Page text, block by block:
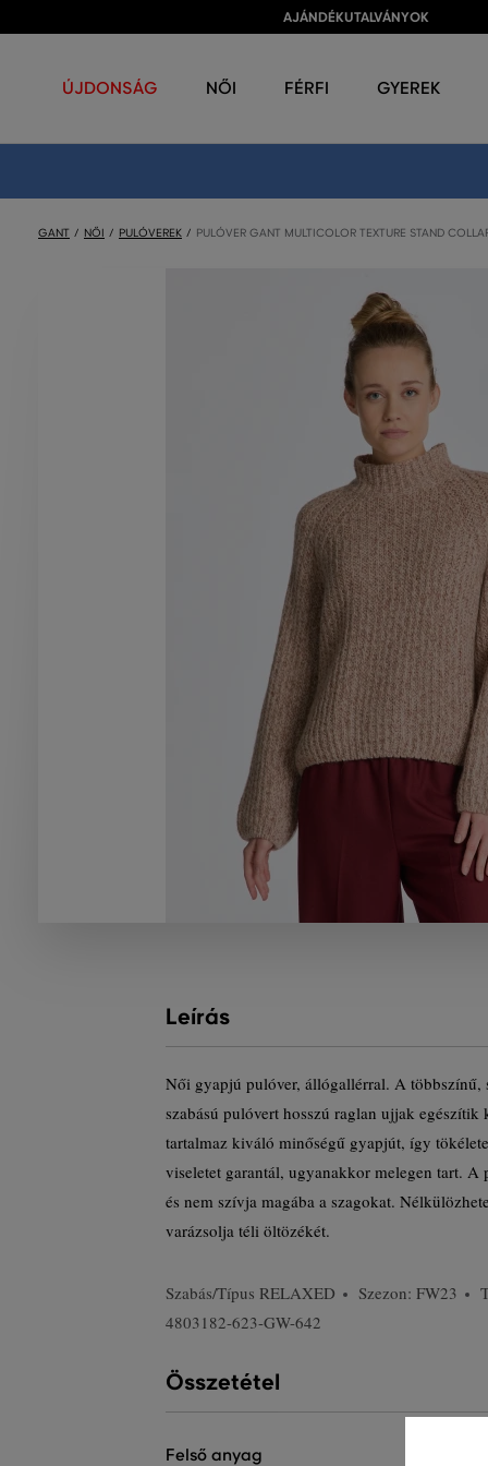
AJÁNDÉKUTALVÁNYOK
ÚJDONSÁG NŐI FÉRFI GYEREK
GANT NŐI PULÓVEREK PULÓVER GANT MULTICOLOR TEXTURE STAND
Leírás
Női gyapjú pulóver, állógallérral. A többszínű,
szabású pulóvert hosszú raglan ujjak
tartalmaz kiváló minőségű gyapjút, így
viseletet garantál, ugyanakkor melegen tart.
és nem szívja magába a szagokat.
varázsolja téli öltözékét.
Szabás/Típus RELAXED Szezon: FW23
4803182-623-GW-642
Összetétel
felső anyag